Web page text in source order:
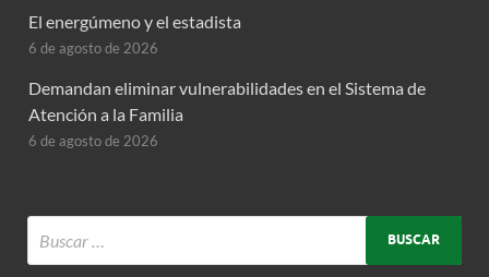
El energúmeno y el estadista
6 de agosto de 2026
Demandan eliminar vulnerabilidades en el Sistema de
Atención a la Familia
6 de agosto de 2026